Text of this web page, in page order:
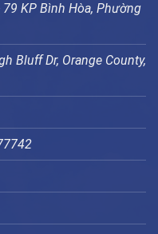
KP Bình Hòa, Phường
Bluff Dr, Orange County,